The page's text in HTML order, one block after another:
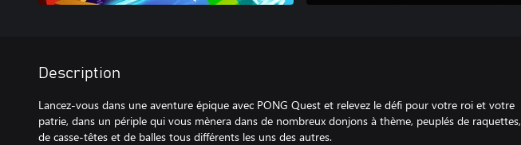
Description
Lancez-vous dans une aventure épique avec PONG Quest et relevez le défi pour votre roi et votre
patrie, dans un périple qui vous mènera dans de nombreux donjons à thème, peuplés de raquettes,
de casse-têtes et de balles tous différents les uns des autres.